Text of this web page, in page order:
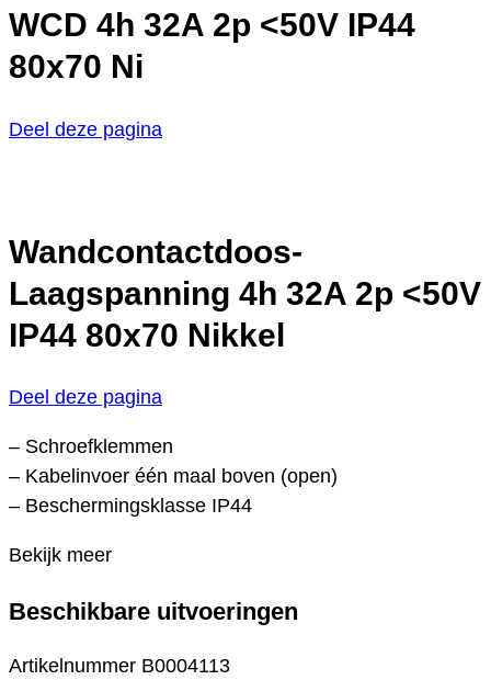
WCD 4h 32A 2p <50V IP44
80x70 Ni
Deel deze pagina
Wandcontactdoos-
Laagspanning 4h 32A 2p <50V
IP44 80x70 Nikkel
Deel deze pagina
– Schroefklemmen
– Kabelinvoer één maal boven (open)
– Beschermingsklasse IP44
Bekijk meer
Beschikbare uitvoeringen
Artikelnummer B0004113